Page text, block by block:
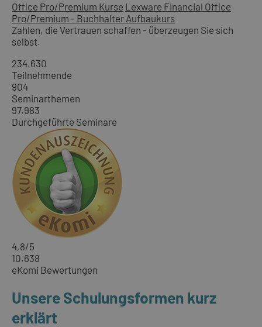
Office Pro/Premium Kurse Lexware Financial Office
Pro/Premium - Buchhalter Aufbaukurs
Zahlen, die Vertrauen schaffen - überzeugen Sie sich
selbst.
234.630
Teilnehmende
904
Seminarthemen
97.983
Durchgeführte Seminare
4,8/5
10.638
eKomi Bewertungen
Unsere Schulungsformen kurz
erklärt